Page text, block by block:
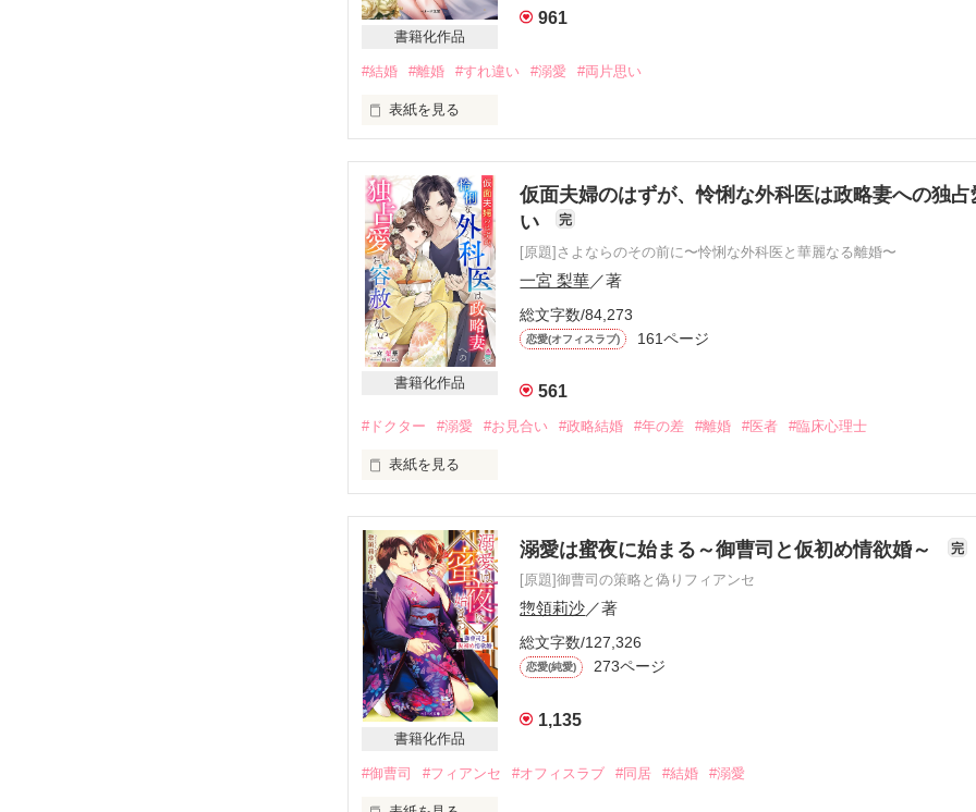
書籍化作品
961
#結婚 #離婚 #すれ違い #溺愛 #両片思い
表紙を見る
かけおち同然だった両親のおかげで
親類縁者もよく知らない
冷めきった夫婦を見て育ったせいか
元々結婚に夢などは一切なかった
それなら仕事のため会社のために
ちゃちゃっとサインをするくらい
たいしたことでもないわけで……
何せ近頃、バツ１バツ２なんて
珍しくもないんだから
そう思っていたのが三年前
それなのに
クールと見せかけ逃げ腰妻を
あの手この手で振り向かせようとする夫
離婚前三カ月間の攻防戦
結果は如何に
書籍化作品
仮面夫婦のはずが、怜悧な外科医は政略妻への独
い
完
[原題]さよならのその前に〜怜悧な外科医と華麗なる離婚〜
一宮 梨華／著
総文字数/84,273
恋愛(オフィスラブ) 161ページ
561
#ドクター #溺愛 #お見合い #政略結婚 #年の差 #離婚 #医者 #臨床心理士
表紙を見る
口下手で不愛想だが優秀な脳外科医
岩鬼大知（33歳）
×
北条病院の令嬢で臨床心理士を目指す大学院生
岩鬼杏（24歳）
*･゜ﾟ･*:.｡..｡.:*･*:ﾟ･*:.｡. .｡.:*･゜ﾟ･**･゜ﾟ･*:
幼い頃から好きだった大知と政略結婚した杏だったが
実家の病院をたたむという連絡が
書籍化作品
溺愛は蜜夜に始まる～御曹司と仮初め情欲婚～ 完
[原題]御曹司の策略と偽りフィアンセ
惣領莉沙／著
総文字数/127,326
恋愛(純愛) 273ページ
1,135
#御曹司 #フィアンセ #オフィスラブ #同居 #結婚 #溺愛